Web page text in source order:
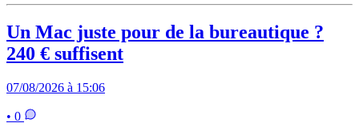
Un Mac juste pour de la bureautique ?
240 € suffisent
07/08/2026 à 15:06
• 0